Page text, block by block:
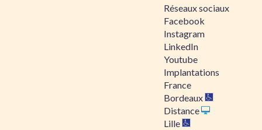
Réseaux sociaux
Facebook
Instagram
LinkedIn
Youtube
Implantations
France
Bordeaux
Distance
Lille